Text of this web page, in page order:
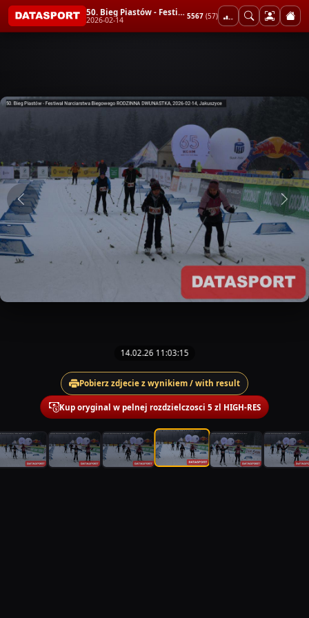
50. Bieg Piastów - Festiwal Narciarstwa Biegowego RODZINNA DWUNASTKA
2026-02-14 5567 (57)
14.02.26 11:03:15
Pobierz zdjecie z wynikiem / with result
Kup oryginal w pelnej rozdzielczosci 5 zl HIGH-RES